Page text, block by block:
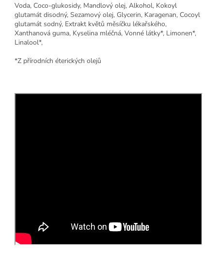
Voda, Coco-glukosidy, Mandlový olej, Alkohol, Kokoyl
glutamát disodný, Sezamový olej, Glycerin, Karagenan, Cocoyl
glutamát sodný, Extrakt květů měsíčku lékařského,
Xanthanová guma, Kyselina mléčná, Vonné látky*, Limonen*,
Linalool*,
*Z přírodních éterických olejů